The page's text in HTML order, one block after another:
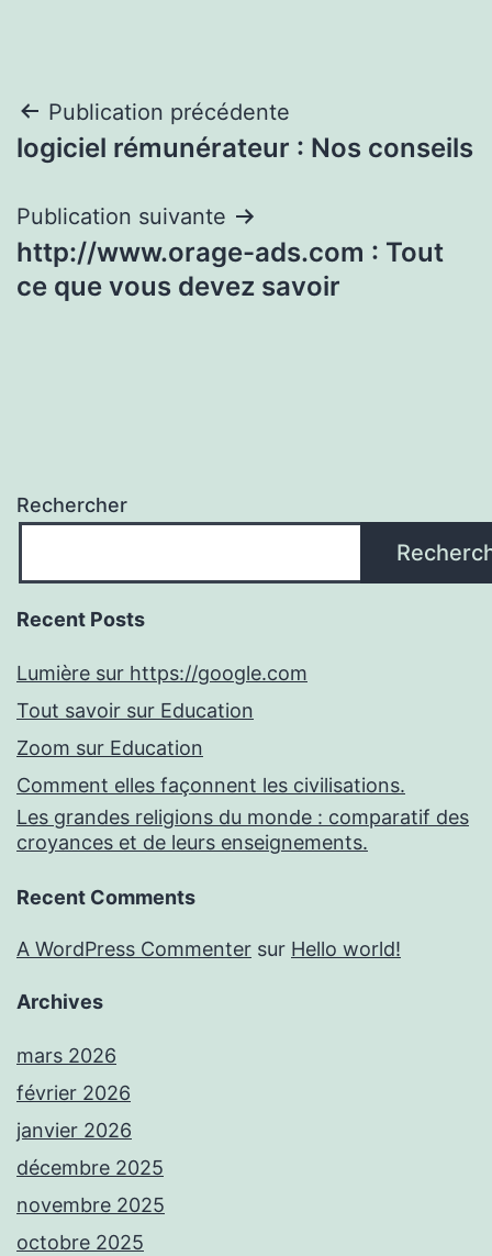
Navigation
de
l’article
Publication précédente
logiciel rémunérateur : Nos conseils
Publication suivante
http://www.orage-ads.com : Tout
ce que vous devez savoir
Rechercher
Recent Posts
Lumière sur https://google.com
Tout savoir sur Education
Zoom sur Education
Comment elles façonnent les civilisations.
Les grandes religions du monde : comparatif des
croyances et de leurs enseignements.
Recent Comments
A WordPress Commenter sur Hello world!
Archives
mars 2026
février 2026
janvier 2026
décembre 2025
novembre 2025
octobre 2025